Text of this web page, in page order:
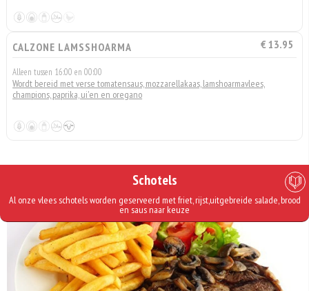
CALZONE LAMSSHOARMA € 13.95
Alleen tussen 16:00 en 00:00
Wordt bereid met verse tomatensaus, mozzarellakaas, lamshoarmavlees,
champions, paprika, ui'en en oregano
Schotels
Al onze vlees schotels worden geserveerd met friet, rijst,uitgebreide salade, brood
en saus naar keuze